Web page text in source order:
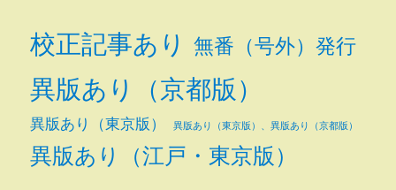
校正記事あり 無番（号外）発行
異版あり（京都版）
異版あり（東京版） 異版あり（東京版）、異版あり（京都版）
異版あり（江戸・東京版）